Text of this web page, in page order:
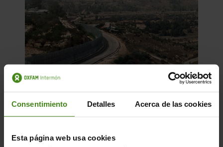
Consentimiento Detalles Acerca de las cookies
Esta página web usa cookies
15.09.2025